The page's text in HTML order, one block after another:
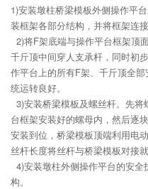
1)安装墩柱桥梁模板外侧操作平
装框架各部分结构，并将框架连接
2)将F架底端与操作平台框架顶
千斤顶中间穿人支承杆，同时初
作平台上的所有F架、千斤顶全
统运转良好。
3)安装桥梁模板及螺丝杆。先
台框架安装好的螺母内，然后逐
安装到位，桥梁模板顶端利用电
丝杆长度将丝杆与桥梁模板对接就
4)安装墩柱外侧操作平台的安
构。